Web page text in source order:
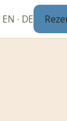
EN · DE